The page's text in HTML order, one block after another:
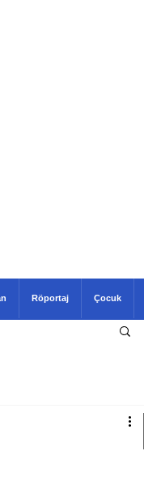
Röportaj Çocuk